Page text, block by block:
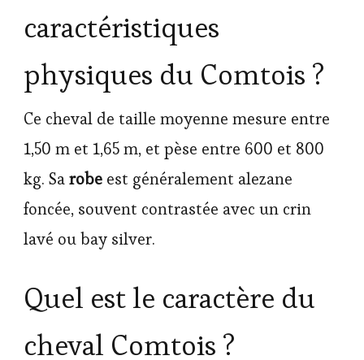
caractéristiques
physiques du Comtois ?
Ce cheval de taille moyenne mesure entre
1,50 m et 1,65 m, et pèse entre 600 et 800
kg. Sarobe est généralement alezane
foncée, souvent contrastée avec un crin
lavé ou bay silver.
Quel est le caractère du
cheval Comtois ?